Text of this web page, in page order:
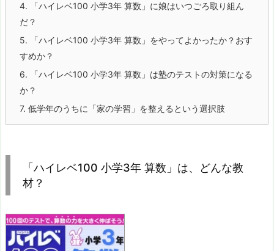
4. 「ハイレベ100 小学3年 算数」に娘はいつごろ取り組ん
だ？
5. 「ハイレベ100 小学3年 算数」をやってよかったか？おす
すめか？
6. 「ハイレベ100 小学3年 算数」は塾のテストの対策になる
か？
7. 低学年のうちに「家の学習」を整えるという選択肢
「ハイレベ100 小学3年 算数」は、どんな教
材？